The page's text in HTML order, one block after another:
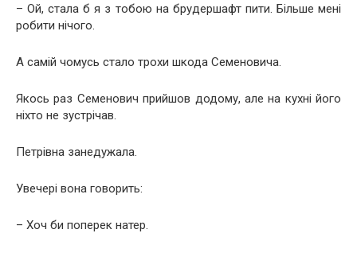
– Ой, стала б я з тобою на брудершафт пити. Більше мені
робити нічого.
А самій чомусь стало трохи шкода Семеновича.
Якось раз Семенович прийшов додому, але на кухні його
ніхто не зустрічав.
Петрівна занедужала.
Увечері вона говорить:
– Хоч би поперек натер.